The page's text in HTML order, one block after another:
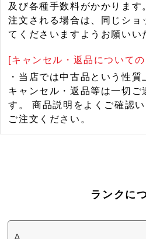
及び各種手数料がかかります
注文される場合は、同じショ
てくださいますようお願いい
[キャンセル・返品について
・当店では中古品という性
キャンセル・返品等は一切ご
す。 商品説明をよくご確認
ご注文ください。
ランクに